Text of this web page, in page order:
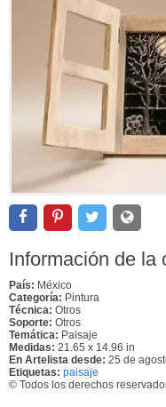
Información de la
País: México
Categoría: Pintura
Técnica: Otros
Soporte: Otros
Temática: Paisaje
Medidas: 21.65 x 14.96 in
En Artelista desde: 25 de
Etiquetas: paisaje
© Todos los derechos